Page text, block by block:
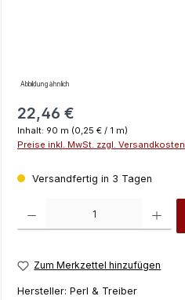
Abbildung ähnlich
Regulärer Preis:
22,46 €
Inhalt: 90 m (0,25 € / 1 m)
Preise inkl. MwSt. zzgl. Versandkosten
Versandfertig in 3 Tagen
Zum Merkzettel hinzufügen
Hersteller: Perl & Treiber